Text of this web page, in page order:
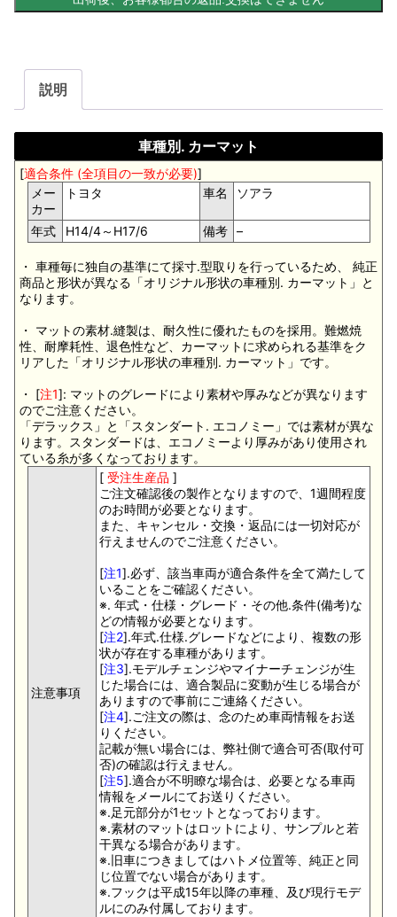
説明
車種別. カーマット
[適合条件 (全項目の一致が必要)]
メー
カー
トヨタ 車名 ソアラ
年式 H14/4～H17/6 備考 –
・ 車種毎に独自の基準にて採寸.型取りを行っているため、 純正
商品と形状が異なる「オリジナル形状の車種別. カーマット」と
なります。
・ マットの素材.縫製は、耐久性に優れたものを採用。難燃焼
性、耐摩耗性、退色性など、カーマットに求められる基準をク
リアした「オリジナル形状の車種別. カーマット」です。
・ [注1]: マットのグレードにより素材や厚みなどが異なります
のでご注意ください。
「デラックス」と「スタンダート. エコノミー」では素材が異な
ります。スタンダードは、エコノミーより厚みがあり使用され
ている糸が多くなっております。
注意事項
[ 受注生産品 ]
ご注文確認後の製作となりますので、1週間程度
のお時間が必要となります。
また、キャンセル・交換・返品には一切対応が
行えませんのでご注意ください。
[注1].必ず、該当車両が適合条件を全て満たして
いることをご確認ください。
※. 年式・仕様・グレード・その他.条件(備考)な
どの情報が必要となります。
[注2].年式.仕様.グレードなどにより、複数の形
状が存在する車種があります。
[注3].モデルチェンジやマイナーチェンジが生
じた場合には、適合製品に変動が生じる場合が
ありますので事前にご連絡ください。
[注4].ご注文の際は、念のため車両情報をお送
りください。
記載が無い場合には、弊社側で適合可否(取付可
否)の確認は行えません。
[注5].適合が不明瞭な場合は、必要となる車両
情報をメールにてお送りください。
※.足元部分が1セットとなっております。
※.素材のマットはロットにより、サンプルと若
干異なる場合があります。
※.旧車につきましてはハトメ位置等、純正と同
じ位置でない場合があります。
※.フックは平成15年以降の車種、及び現行モデ
ルにのみ付属しております。